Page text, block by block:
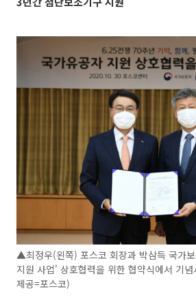
▲최정우(왼쪽) 포스코 회장과 박삼득 국가
지원 사업' 상호협력을 위한 협약식에서 기
제공=포스코)